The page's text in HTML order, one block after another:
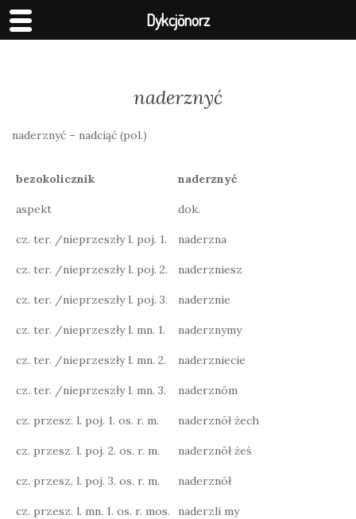
naderznyć
naderznyć – nadciąć (pol.)
bezokolicznik naderznyć
aspekt dok.
cz. ter. /nieprzeszły l. poj. 1. naderzna
cz. ter. /nieprzeszły l. poj. 2. naderzniesz
cz. ter. /nieprzeszły l. poj. 3. naderznie
cz. ter. /nieprzeszły l. mn. 1. naderznymy
cz. ter. /nieprzeszły l. mn. 2. naderzniecie
cz. ter. /nieprzeszły l. mn. 3. naderznōm
cz. przesz. l. poj. 1. os. r. m. naderznōł żech
cz. przesz. l. poj. 2. os. r. m. naderznōł żeś
cz. przesz. l. poj. 3. os. r. m. naderznōł
cz. przesz. l. mn. 1. os. r. mos. naderzli my
Dykcjōnorz